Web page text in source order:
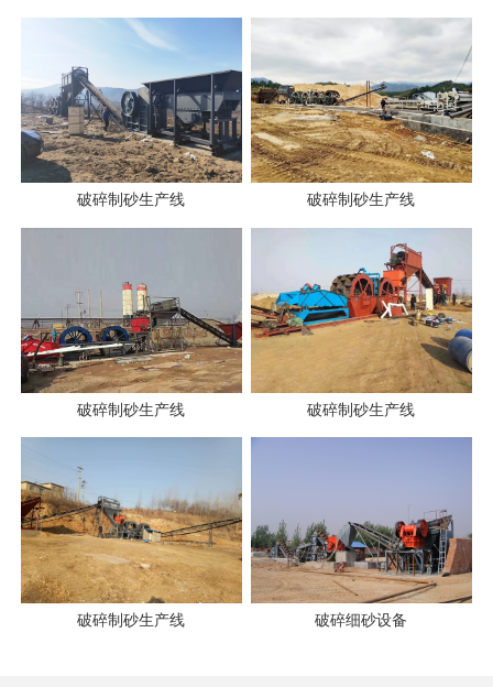
破碎制砂生产线 破碎制砂生产线
破碎制砂生产线 破碎制砂生产线
破碎制砂生产线 破碎细砂设备